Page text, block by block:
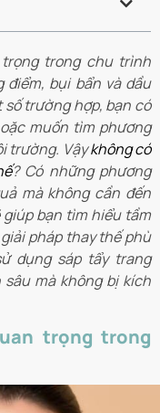
trong chu trình
điểm, bụi bẩn và dầu
trường hợp, bạn có
muốn tìm phương
trường. Vậykhông có
? Có những phương
mà không cần đến
giúp bạn tìm hiểu tầm
pháp thay thế phù
dụng sáp tẩy trang
mà không bị kích
trọng trong